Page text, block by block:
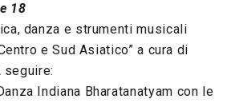
18
danza e strumenti musicali
e Sud Asiatico” a cura di
seguire:
Indiana Bharatanatyam con le